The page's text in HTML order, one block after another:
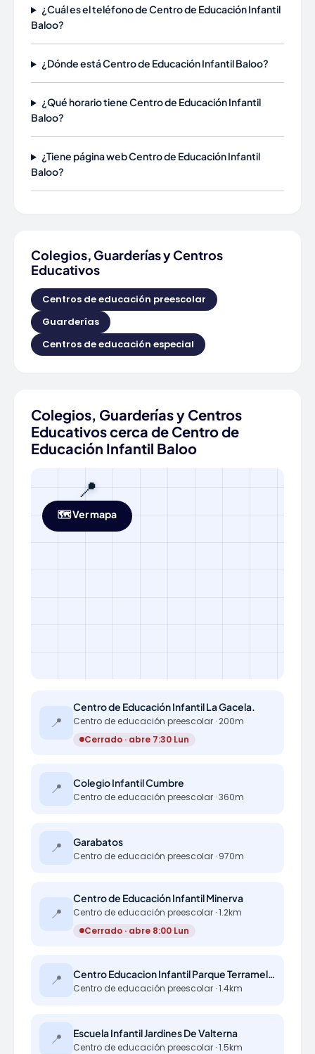
¿Cuál es el teléfono de Centro de Educación Infantil
Baloo?
¿Dónde está Centro de Educación Infantil Baloo?
¿Qué horario tiene Centro de Educación Infantil
Baloo?
¿Tiene página web Centro de Educación Infantil
Baloo?
Colegios, Guarderías y Centros
Educativos
Centros de educación preescolar
Guarderías
Centros de educación especial
Colegios, Guarderías y Centros
Educativos cerca de Centro de
Educación Infantil Baloo
📍
🗺️ Ver mapa
📍
Centro de Educación Infantil La Gacela.
Centro de educación preescolar · 200m
Cerrado · abre 7:30 Lun
📍 Colegio Infantil Cumbre
Centro de educación preescolar · 360m
📍 Garabatos
Centro de educación preescolar · 970m
📍
Centro de Educación Infantil Minerva
Centro de educación preescolar · 1.2km
Cerrado · abre 8:00 Lun
📍 Centro Educacion Infantil Parque Terramelar
Centro de educación preescolar · 1.4km
📍 Escuela Infantil Jardines De Valterna
Centro de educación preescolar · 1.5km